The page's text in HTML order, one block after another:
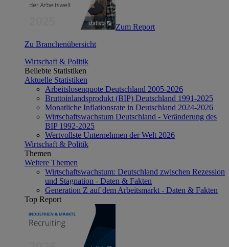
Zum Report
Zu Branchenübersicht
Wirtschaft & Politik
Beliebte Statistiken
Aktuelle Statistiken
Arbeitslosenquote Deutschland 2005-2026
Bruttoinlandsprodukt (BIP) Deutschland 1991-2025
Monatliche Inflationsrate in Deutschland 2024-2026
Wirtschaftswachstum Deutschland - Veränderung des
BIP 1992-2025
Wertvollste Unternehmen der Welt 2026
Wirtschaft & Politik
Themen
Weitere Themen
Wirtschaftswachstum: Deutschland zwischen Rezession
und Stagnation - Daten & Fakten
Generation Z auf dem Arbeitsmarkt - Daten & Fakten
Top Report